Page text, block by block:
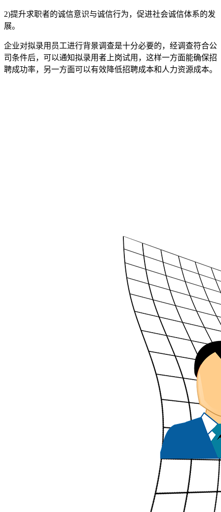
2)提升求职者的诚信意识与诚信行为，促进社会诚信体系的发
展。
企业对拟录用员工进行背景调查是十分必要的，经调查符合公
司条件后，可以通知拟录用者上岗试用，这样一方面能确保招
聘成功率，另一方面可以有效降低招聘成本和人力资源成本。